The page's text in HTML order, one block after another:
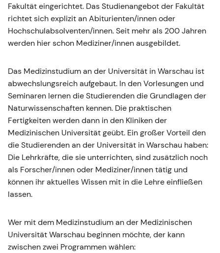
Fakultät eingerichtet. Das Studienangebot der Fakultät
richtet sich explizit an Abiturienten/innen oder
Hochschulabsolventen/innen. Seit mehr als 200 Jahren
werden hier schon Mediziner/innen ausgebildet.
Das Medizinstudium an der Universität in Warschau ist
abwechslungsreich aufgebaut. In den Vorlesungen und
Seminaren lernen die Studierenden die Grundlagen der
Naturwissenschaften kennen. Die praktischen
Fertigkeiten werden dann in den Kliniken der
Medizinischen Universität geübt. Ein großer Vorteil den
die Studierenden an der Universität in Warschau haben:
Die Lehrkräfte, die sie unterrichten, sind zusätzlich noch
als Forscher/innen oder Mediziner/innen tätig und
können ihr aktuelles Wissen mit in die Lehre einfließen
lassen.
Wer mit dem Medizinstudium an der Medizinischen
Universität Warschau beginnen möchte, der kann
zwischen zwei Programmen wählen: